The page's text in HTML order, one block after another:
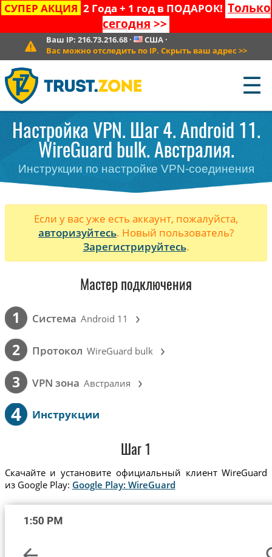
СУПЕР АКЦИЯ 2 Года + 1 год в ПОДАРОК! Только
сегодня >>
Ваш IP: 216.73.216.68· США·
Вас можно отследить по IP. Скрыть ваш адрес >>
☰
Настройка VPN. Шаг 4. Android 11.
WireGuard bulk. Австралия.
Инструкции по настройке VPN-соединения
Если у вас уже есть аккаунт, пожалуйста,
авторизуйтесь. Новый пользователь?
Зарегистрируйтесь.
Мастер подключения
1 Cистема Android 11 ›
2 Протокол WireGuard bulk ›
3 VPN зона Австралия ›
4 Инструкции
Шаг 1
Скачайте и установите официальный клиент WireGuard
из Google Play: Google Play: WireGuard